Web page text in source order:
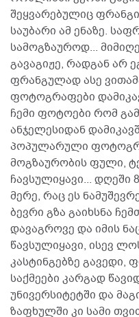
შეყვარებულიც
საუბარი ამ ენაზე.
სამოგზაუროდ...
გავაგიჟე, რადგან არ
ფრანგულად ასე
ფოტოგრაფები
ჩემი ფოტოები რომ
ანჯელესიდან
პოპულარული
მოგზაურობის ფული,
ჩავსულიყავი... დღეში
მერე, რაც ეს
ბევრი გზა გაიხსნა
დავაგროვე და იმის
წავსულიყავი, ისევ
კასტინგებზე გავედი,
საქმეები კარგად
უნივერსიტეტში და
ზაფხულში კი სამი